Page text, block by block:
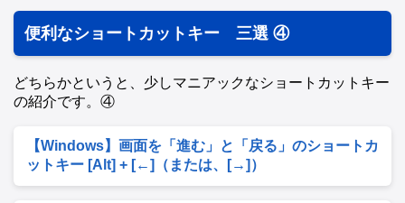
便利なショートカットキー 三選 ④
どちらかというと、少しマニアックなショートカットキー
の紹介です。④
【Windows】画面を「進む」と「戻る」のショートカ
ットキー [Alt] + [←]（または、[→]）